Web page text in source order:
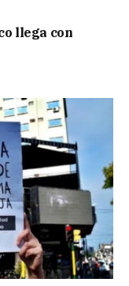
llega con